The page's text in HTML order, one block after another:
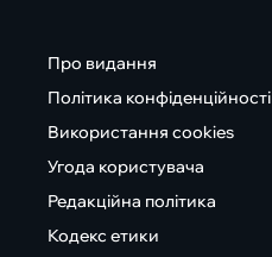
Про видання
Політика конфіденційності
Використання cookies
Угода користувача
Редакційна політика
Кодекс етики